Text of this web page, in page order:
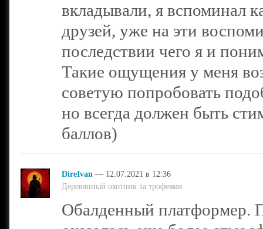
вкладывали, я вспоминал
друзей, уже на эти
последствии чего я и
Такие ощущения у меня
советую попробовать
но всегда должен быть
баллов)
DireIvan— 12.07.2021 в 12:36
Деревянный охотник за трофеями
Обалденный платформер.